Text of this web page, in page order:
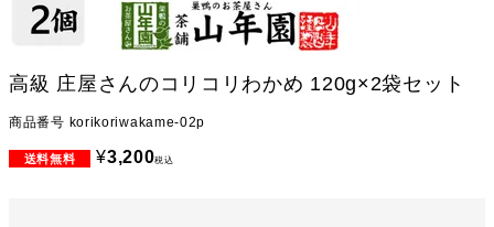
高級 庄屋さんのコリコリわかめ 120g×2袋セット
商品番号 korikoriwakame-02p
¥3,200税込